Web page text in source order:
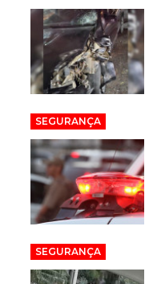
SEGURANÇA
SEGURANÇA